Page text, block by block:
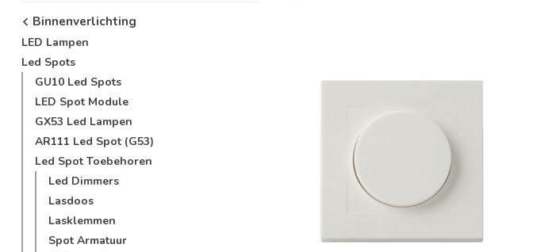
Binnenverlichting
LED Lampen
Led Spots
GU10 Led Spots
LED Spot Module
GX53 Led Lampen
AR111 Led Spot (G53)
Led Spot Toebehoren
Led Dimmers
Lasdoos
Lasklemmen
Spot Armatuur